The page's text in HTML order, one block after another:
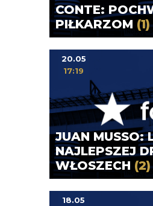
CONTE:
PIŁKARZOM (1)
JUAN MUSSO:
NAJLEPSZEJ
WŁOSZECH (2)
20.05
17:19
18.05